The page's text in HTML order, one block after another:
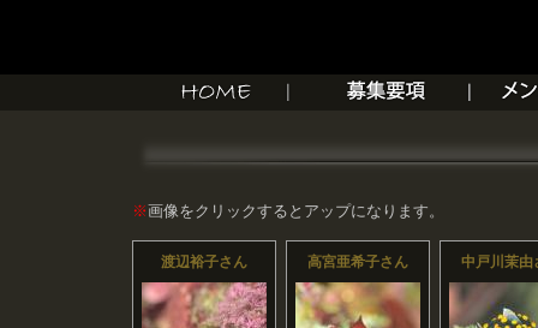
※画像をクリックするとアップになります。
渡辺裕子さん 高宮亜希子さん 中戸川茉由